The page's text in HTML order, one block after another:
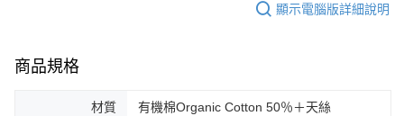
顯示電腦版詳細說明
商品規格
材質
有機棉Organic Cotton 50％＋天絲